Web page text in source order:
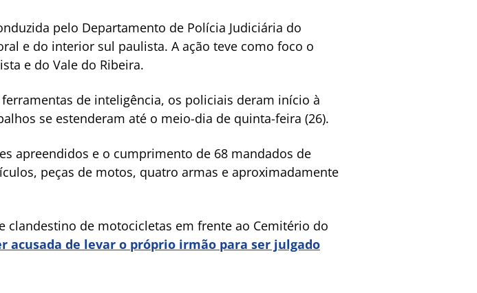
pelo Departamento de Polícia Judiciária do
e do interior sul paulista. A ação teve como foco o
e do Vale do Ribeira.
de inteligência, os policiais deram início à
se estenderam até o meio-dia de quinta-feira (26).
apreendidos e o cumprimento de 68 mandados de
peças de motos, quatro armas e aproximadamente
clandestino de motocicletas em frente ao Cemitério do
acusada de levar o próprio irmão para ser julgado